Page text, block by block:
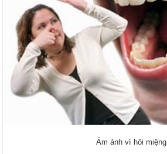
Ám ảnh vì hôi miệng